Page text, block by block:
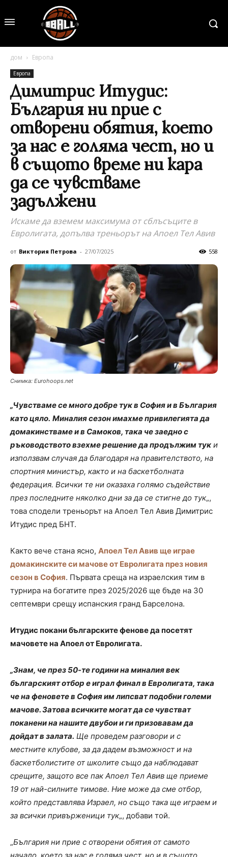
дом Европа
Европа
Димитрис Итудис:
България ни прие с
отворени обятия, което
за нас е голяма чест, но и
в същото време ни кара
да се чувстваме
задължени
Искаме да вземем максимума от сблъсъците в
Евролигата, допълва треньорът на Апоел Тел Авив
от Виктория Петрова - 27/07/2025 558
Снимка: Eurohoops.net
„Чувстваме се много добре тук в София и в България
като цяло. Миналия сезон имахме привилегията да
домакинстваме и в Самоков, така че заедно с
ръководството взехме решение да продължим тук и
използвам случая да благодаря на правителството, на
спортния министър, както и на баскетболната
федерация. Всички те ни оказаха голямо съдействие
през последните няколко дни за да се стигне до тук„,
това сподели треньорът на Апоел Тел Авив Димитрис
Итудис пред БНТ.
Както вече стана ясно, Апоел Тел Авив ще играе
домакинските си мачове от Евролигата през новия
сезон в София. Първата среща на израелския тим в
турнира на богатите през 2025/2026 ще бъде на 30
септември срещу испанския гранд Барселона.
Итудис покани българските фенове да посетят
мачовете на Апоел от Евролигата.
„Знам, че през 50-те години на миналия век
българският отбор е играл финал в Евролигата, така
че на феновете в София им липсват подобни големи
мачове. Затова всичките могат да се чувстват
поканени на нашите двубои и ги призовавам да
дойдат в залата. Ще проведем разговори и с
местните клубове, за да дадем възможност и на
баскетболистите от школите също да наблюдават
срещите, защото все пак Апоел Тел Авив ще приеме
19 от най-силните тимове. Ние може да сме отбор,
който представлява Израел, но също така ще играем и
за всички привърженици тук„, добави той.
„България ни прие с отворени обятия от самото
начало, което за нас е голяма чест, но и в същото